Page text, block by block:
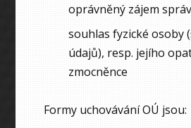
oprávněný zájem
souhlas fyzické osoby
údajů), resp. jejího
zmocněnce
Formy uchovávání OÚ jsou: